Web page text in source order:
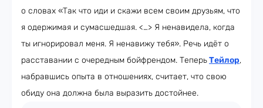
о словах «Так что иди и скажи всем своим друзьям, что
я одержимая и сумасшедшая. <…> Я ненавидела, когда
ты игнорировал меня. Я ненавижу тебя». Речь идёт о
расставании с очередным бойфрендом. ТеперьТейлор,
набравшись опыта в отношениях, считает, что свою
обиду она должна была выразить достойнее.